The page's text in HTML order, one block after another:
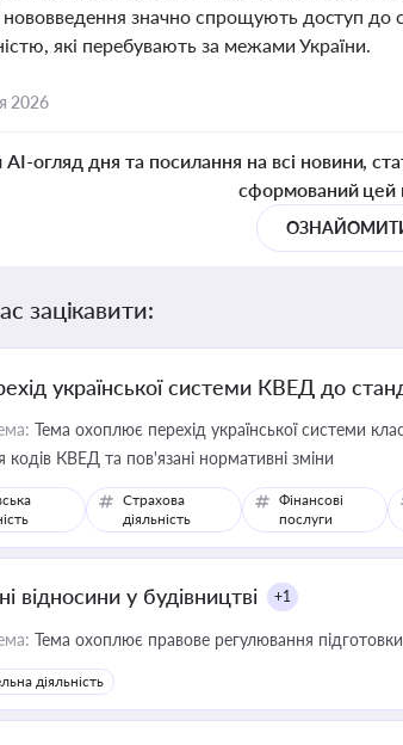
значно спрощують доступ до
які перебувають за межами України.
2026
огляд дня та посилання на всі новини,
сформований цей
зацікавити:
української системи КВЕД до
Тема охоплює перехід української системи
кодів КВЕД та пов'язані нормативні зміни
Страхова
діяльність
Фінансові
послуги
відносини у будівництві +1
Тема охоплює правове регулювання
діяльність